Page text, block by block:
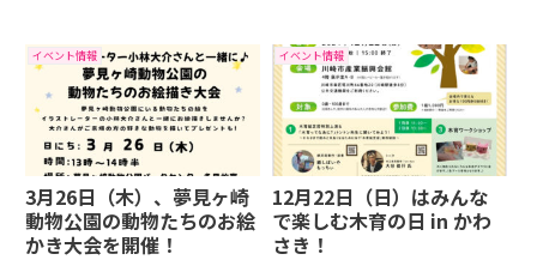
イベント情報
3月26日（木）、夢見ヶ崎
動物公園の動物たちのお絵
かき大会を開催！
イベント情報
12月22日（日）はみんな
で楽しむ木育の日 in かわ
さき！